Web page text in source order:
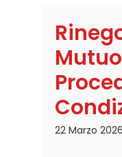
22 Marzo 2026